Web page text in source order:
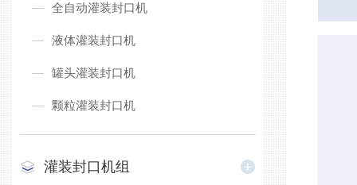
全自动灌装封口机
液体灌装封口机
罐头灌装封口机
颗粒灌装封口机
灌装封口机组